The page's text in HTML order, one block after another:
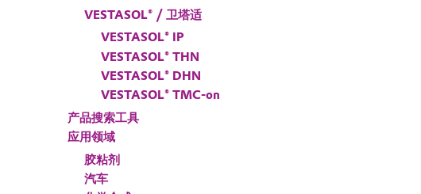
VESTASOL® / 卫塔适
VESTASOL® IP
VESTASOL® THN
VESTASOL® DHN
VESTASOL® TMC-on
产品搜索工具
应用领域
胶粘剂
汽车